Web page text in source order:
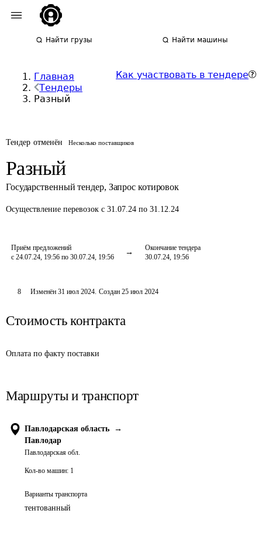
Найти грузы Найти машины
Главная
Тендеры
Разный
Как участвовать в тендере
Тендер отменён Несколько поставщиков
Разный
Государственный тендер, Запрос котировок
Осуществление перевозок с 31.07.24 по 31.12.24
Приём предложений
с 24.07.24, 19:56 по 30.07.24, 19:56
Окончание тендера
30.07.24, 19:56
8 Изменён 31 июл 2024. Создан 25 июл 2024
Стоимость контракта
Оплата по факту поставки
Маршруты и транспорт
Павлодарская область
→
Павлодар
Павлодарская обл.
Кол-во машин: 1
Варианты транспорта
тентованный